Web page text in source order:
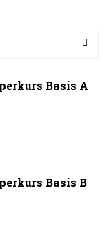
Basis A
Basis B